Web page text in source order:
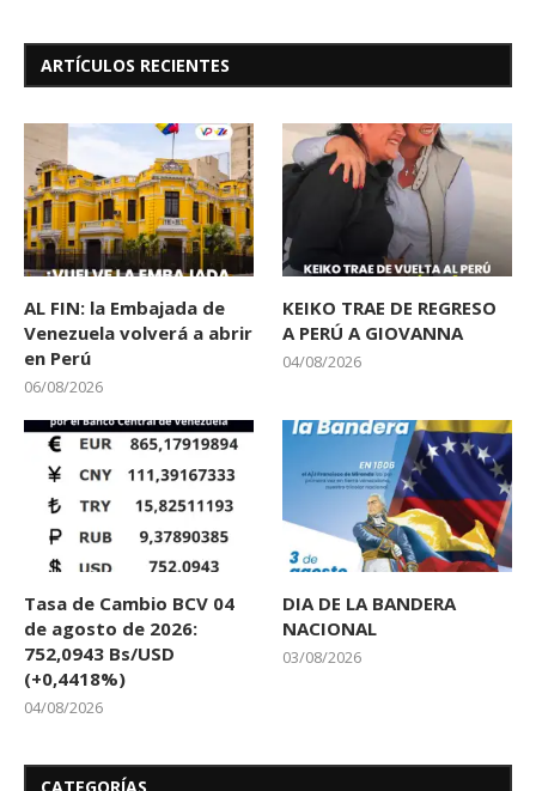
ARTÍCULOS RECIENTES
AL FIN: la Embajada de
Venezuela volverá a abrir
en Perú
06/08/2026
KEIKO TRAE DE REGRESO
A PERÚ A GIOVANNA
04/08/2026
Tasa de Cambio BCV 04
de agosto de 2026:
752,0943 Bs/USD
(+0,4418%)
04/08/2026
DIA DE LA BANDERA
NACIONAL
03/08/2026